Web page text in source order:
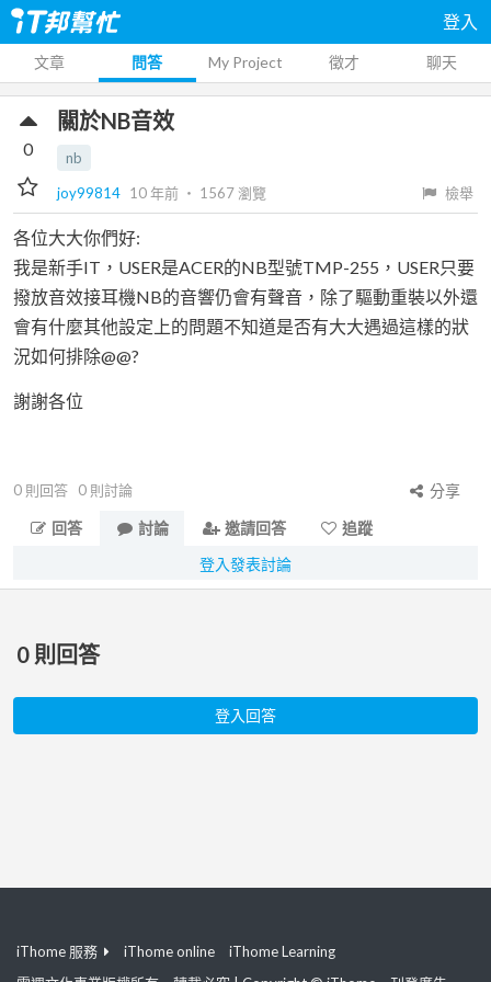
登入
文章 問答 My Project 徵才 聊天
關於NB音效
nb
joy99814 10 年前 ‧ 1567瀏覽 檢舉
0
各位大大你們好:
我是新手IT，USER是ACER的NB型號TMP-255，USER只要
撥放音效接耳機NB的音響仍會有聲音，除了驅動重裝以外還
會有什麼其他設定上的問題不知道是否有大大遇過這樣的狀
況如何排除@@?
謝謝各位
0 則回答 0 則討論
分享
回答
討論 邀請回答
追蹤
登入發表討論
0 則回答
登入回答
iThome 服務 iThome online
iThome Learning